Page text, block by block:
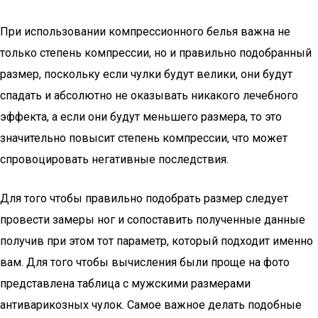
При использовании компрессионного белья важна не
только степень компрессии, но и правильно подобранный
размер, поскольку если чулки будут велики, они будут
спадать и абсолютно не оказывать никакого лечебного
эффекта, а если они будут меньшего размера, то это
значительно повысит степень компрессии, что может
спровоцировать негативные последствия.
Для того чтобы правильно подобрать размер следует
провести замеры ног и сопоставить полученные данные
получив при этом тот параметр, который подходит именно
вам. Для того чтобы вычисления были проще на фото
представлена таблица с мужскими размерами
антиварикозных чулок. Самое важное делать подобные